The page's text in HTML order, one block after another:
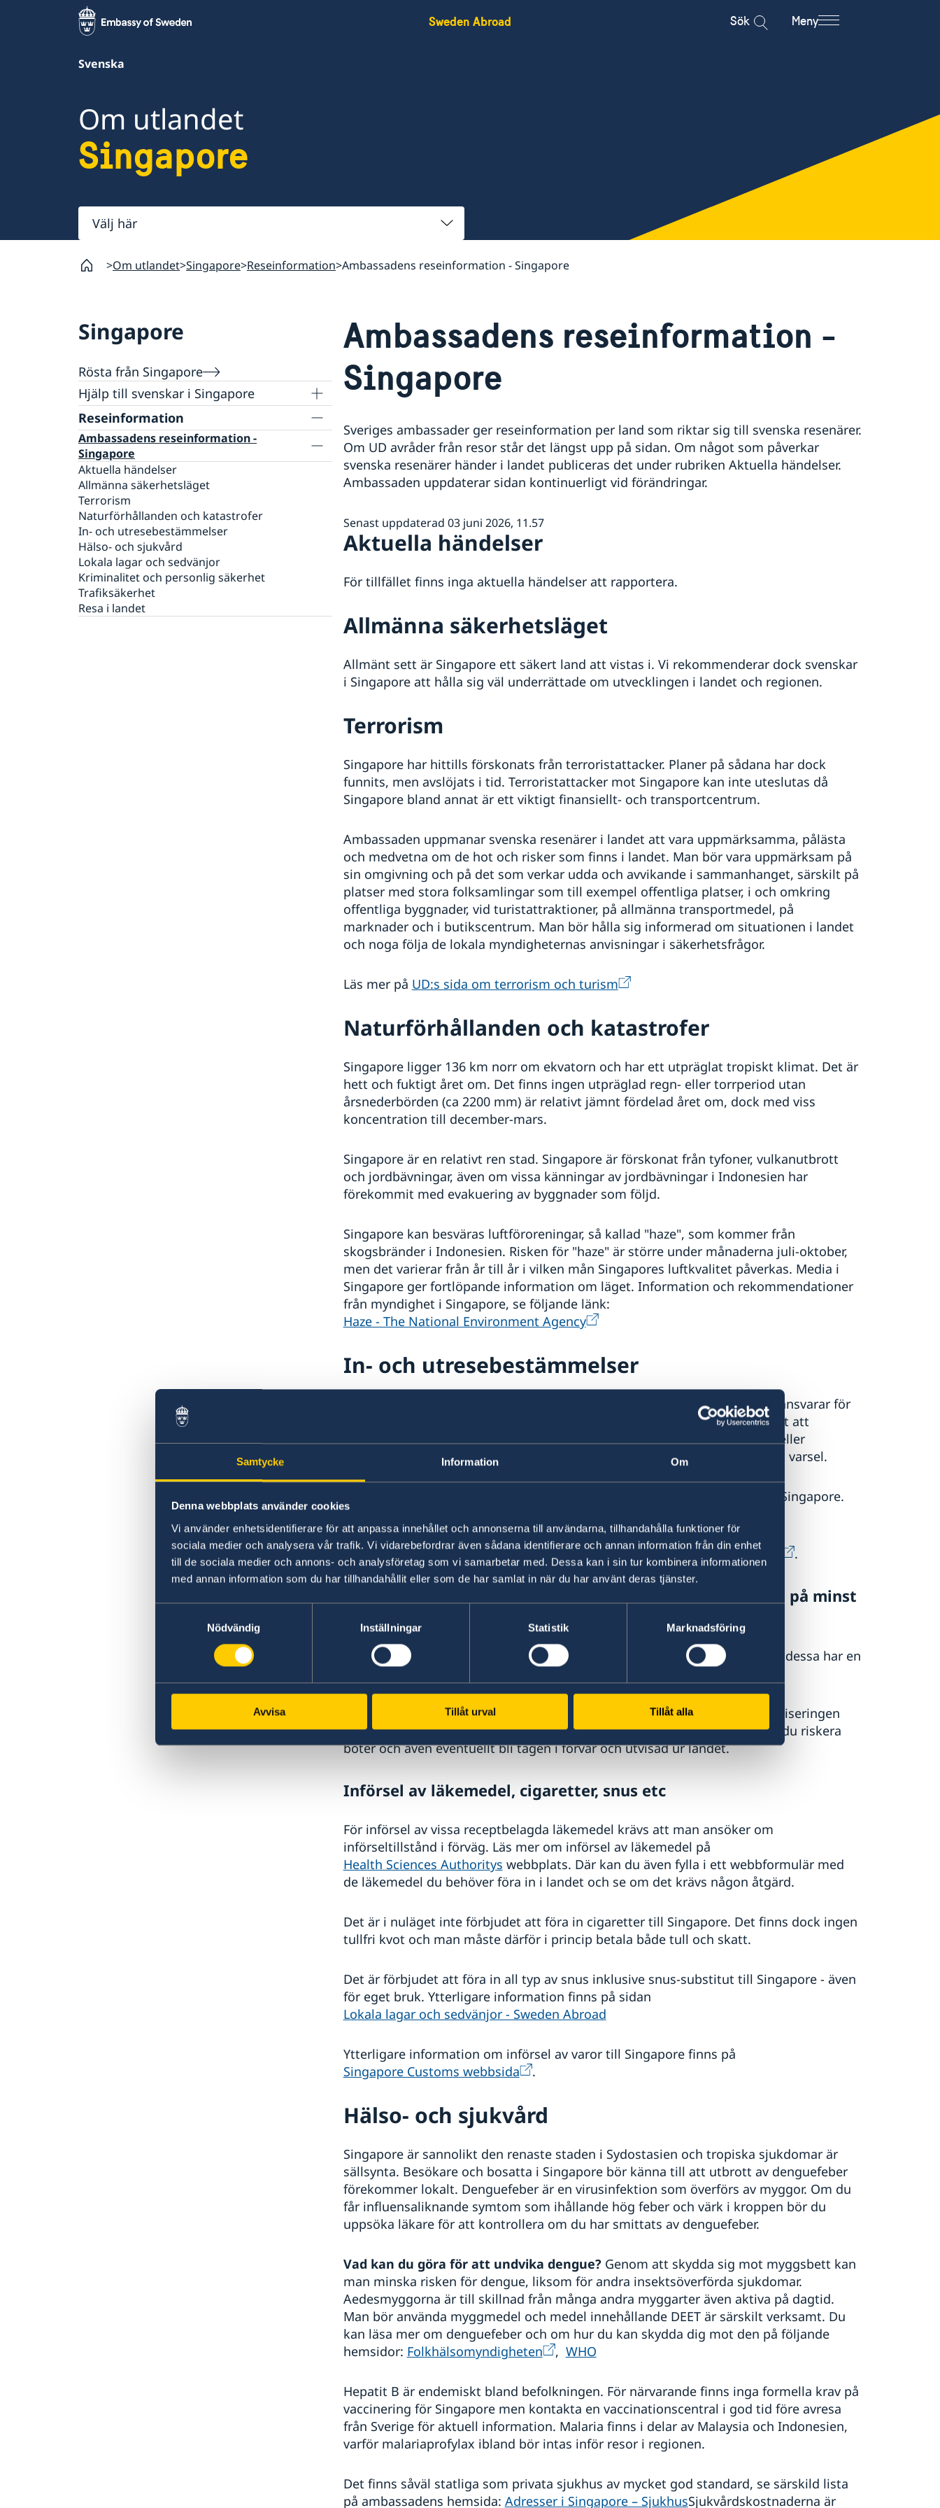
Samtycke Information Om
Denna webbplats använder cookies
Vi använder enhetsidentifierare för att anpassa innehållet och annonserna till användarna, tillhandahålla funktioner för
sociala medier och analysera vår trafik. Vi vidarebefordrar även sådana identifierare och annan information från din enhet
till de sociala medier och annons- och analysföretag som vi samarbetar med. Dessa kan i sin tur kombinera informationen
med annan information som du har tillhandahållit eller som de har samlat in när du har använt deras tjänster.
Nödvändig
Inställningar Statistik Marknadsföring
Avvisa Tillåt urval Tillåt alla
Sweden Abroad Sök Meny
Svenska
Om utlandet
Singapore
Välj
här
Om utlandet Singapore Reseinformation Ambassadens reseinformation - Singapore
Singapore
Rösta från Singapore
Hjälp till svenskar i Singapore
Rösta från Singapore
Öppettider för förtidsröstning
Pass i Singapore
Passansökan för vuxna
Passansökan för barn under 18 år
Samordningsnummer
Nationellt id-kort
Förlust av pass
Provisoriskt pass
Svenskt medborgarskap i Singapore
Dubbelt medborgarskap
Gifta sig i Singapore
Avgifter i Singapore
Akuta nödsituationer för svenska medborgare
under kvällstid och helger
Körkort i Singapore
Reseinformation
Ambassadens reseinformation -
Singapore
Aktuella händelser
Allmänna säkerhetsläget
Terrorism
Naturförhållanden och katastrofer
In- och utresebestämmelser
Hälso- och sjukvård
Lokala lagar och sedvänjor
Kriminalitet och personlig säkerhet
Trafiksäkerhet
Resa i landet
Ambassadens reseinformation -
Singapore
Sveriges ambassader ger reseinformation per land som riktar sig till svenska resenärer.
Om UD avråder från resor står det längst upp på sidan. Om något som påverkar
svenska resenärer händer i landet publiceras det under rubriken Aktuella händelser.
Ambassaden uppdaterar sidan kontinuerligt vid förändringar.
Senast uppdaterad 03 juni 2026, 11.57
Aktuella händelser
För tillfället finns inga aktuella händelser att rapportera.
Allmänna säkerhetsläget
Allmänt sett är Singapore ett säkert land att vistas i. Vi rekommenderar dock svenskar
i Singapore att hålla sig väl underrättade om utvecklingen i landet och regionen.
Terrorism
Singapore har hittills förskonats från terroristattacker. Planer på sådana har dock
funnits, men avslöjats i tid. Terroristattacker mot Singapore kan inte uteslutas då
Singapore bland annat är ett viktigt finansiellt- och transportcentrum.
Ambassaden uppmanar svenska resenärer i landet att vara uppmärksamma, pålästa
och medvetna om de hot och risker som finns i landet. Man bör vara uppmärksam på
sin omgivning och på det som verkar udda och avvikande i sammanhanget, särskilt på
platser med stora folksamlingar som till exempel offentliga platser, i och omkring
offentliga byggnader, vid turistattraktioner, på allmänna transportmedel, på
marknader och i butikscentrum. Man bör hålla sig informerad om situationen i landet
och noga följa de lokala myndigheternas anvisningar i säkerhetsfrågor.
Läs mer på UD:s sida om terrorism och turism
Naturförhållanden och katastrofer
Singapore ligger 136 km norr om ekvatorn och har ett utpräglat tropiskt klimat. Det är
hett och fuktigt året om. Det finns ingen utpräglad regn- eller torrperiod utan
årsnederbörden (ca 2200 mm) är relativt jämnt fördelad året om, dock med viss
koncentration till december-mars.
Singapore är en relativt ren stad. Singapore är förskonat från tyfoner, vulkanutbrott
och jordbävningar, även om vissa känningar av jordbävningar i Indonesien har
förekommit med evakuering av byggnader som följd.
Singapore kan besväras luftföroreningar, så kallad "haze", som kommer från
skogsbränder i Indonesien. Risken för "haze" är större under månaderna juli-oktober,
men det varierar från år till år i vilken mån Singapores luftkvalitet påverkas. Media i
Singapore ger fortlöpande information om läget. Information och rekommendationer
från myndighet i Singapore, se följande länk:
Haze - The National Environment Agency
In- och utresebestämmelser
Vänligen notera att svenska ambassaden och Utrikesdepartementet inte ansvarar för
andra länders inresebestämmelser och eventuella visumkrav. Det är viktigt att
kontrollera aktuella inresebestämmelser med landets egna myndigheter eller
närmaste ambassad. Tänk på att in- och utreseregler kan ändras med kort varsel.
Samtliga resenärer behöver fylla i ett "SG Arrival Card" innan ankomst till Singapore.
Detta görs på via nätet på
För information om mellanlanding i Singapore, läs mer påICA:s webbsida .
För inresa i Singapore krävs ett pass med en giltighetstid på minst
Svenska provisoriska pass godtas för inresa i Singapore förutsatt att även dessa har en
Svenska medborgare kan resa viseringfritt till Singapore. Det innebär att viseringen
utfärdas vid ankomsten. Om du överskrider den tillåtna vistelsetiden kan du riskera
böter och även eventuellt bli tagen i förvar och utvisad ur landet.
Införsel av läkemedel, cigaretter, snus etc
För införsel av vissa receptbelagda läkemedel krävs att man ansöker om
införseltillstånd i förväg. Läs mer om införsel av läkemedel på
Health Sciences Authoritys webbplats. Där kan du även fylla i ett webbformulär med
de läkemedel du behöver föra in i landet och se om det krävs någon åtgärd.
Det är i nuläget inte förbjudet att föra in cigaretter till Singapore. Det finns dock ingen
tullfri kvot och man måste därför i princip betala både tull och skatt.
Det är förbjudet att föra in all typ av snus inklusive snus-substitut till Singapore - även
för eget bruk. Ytterligare information finns på sidan
Lokala lagar och sedvänjor - Sweden Abroad
Ytterligare information om införsel av varor till Singapore finns på
Singapore Customs webbsida
.
Hälso- och sjukvård
Singapore är sannolikt den renaste staden i Sydostasien och tropiska sjukdomar är
sällsynta. Besökare och bosatta i Singapore bör känna till att utbrott av denguefeber
förekommer lokalt. Denguefeber är en virusinfektion som överförs av myggor. Om du
får influensaliknande symtom som ihållande hög feber och värk i kroppen bör du
uppsöka läkare för att kontrollera om du har smittats av denguefeber.
Vad kan du göra för att undvika dengue?Genom att skydda sig mot myggsbett kan
man minska risken för dengue, liksom för andra insektsöverförda sjukdomar.
Aedesmyggorna är till skillnad från många andra myggarter även aktiva på dagtid.
Man bör använda myggmedel och medel innehållande DEET är särskilt verksamt. Du
kan läsa mer om denguefeber och om hur du kan skydda dig mot den på följande
hemsidor: Folkhälsomyndigheten , WHO
Hepatit B är endemiskt bland befolkningen. För närvarande finns inga formella krav på
vaccinering för Singapore men kontakta en vaccinationscentral i god tid före avresa
från Sverige för aktuell information. Malaria finns i delar av Malaysia och Indonesien,
varför malariaprofylax ibland bör intas inför resor i regionen.
Det finns såväl statliga som privata sjukhus av mycket god standard, se särskild lista
på ambassadens hemsida: Adresser i Singapore – SjukhusSjukvårdskostnaderna är